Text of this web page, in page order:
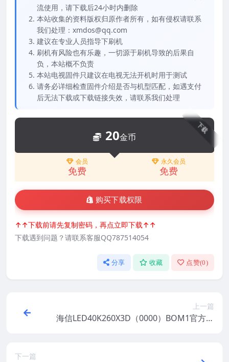
流使用，请下载后24小时内删除
本站收集的资料版权归原作者所有，如有侵权请联系
我们处理：xmdos@qq.com
建议在专业人员指导下刷机
刷机有风险也有乐趣，一切源于刷机导致的后果自
负，本站概不负责
本站电视固件只建议在电视无法开机时用于测试
请务必详细检查固件介绍是否与机型匹配，如遇支付
后无法下载或下载链接失效，请联系我们处理
下载
20金币
会员
免费
永久会员
免费
购买下载权限
↑↑下载前请先复制密码，再点立即下载↑↑
下载遇到问题？请联系客服QQ787514054
分享 收藏 点赞(0)
上一篇
海信LED40K260X3D（0000）BOM1官方原
下一篇